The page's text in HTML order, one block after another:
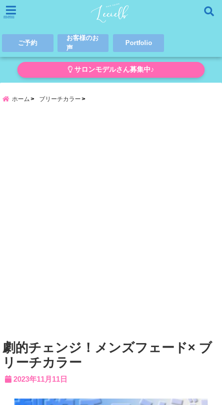
menu
ご予約
お客様のお
声
Portfolio
サロンモデルさん募集中♪
ホーム ブリーチカラー
劇的チェンジ！メンズフェード× ブ
リーチカラー
2023年11月11日